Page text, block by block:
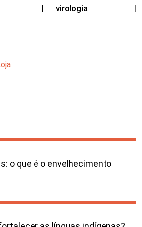
| virologia
|
o que é o envelhecimento